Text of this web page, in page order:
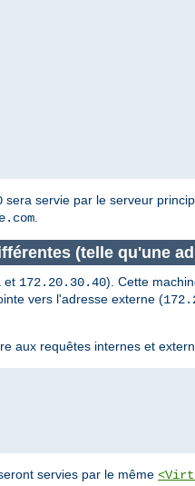
sera servie par le serveur
(telle qu'une
et 172.20.30.40). Cette
vers l'adresse externe (
aux requêtes internes et
servies par le même